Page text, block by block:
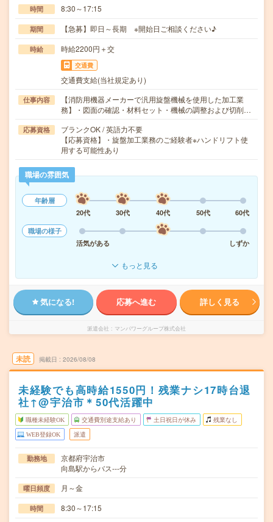
時間 8:30～17:15
期間 【急募】即日～長期 ※開始日ご相談ください♪
時給 時給2200円＋交
交通費
交通費支給(当社規定あり)
仕事内容
【消防用機器メーカーで汎用旋盤機械を使用した加工業
務】・図面の確認・材料セット・機械の調整および切削…
応募資格
ブランクOK / 英語力不要
【応募資格】・旋盤加工業務のご経験者※ハンドリフト使
用する可能性あり
職場の雰囲気
年齢層
20代
30代 40代 50代
60代
職場の様子
活気がある
しずか
もっと見る
気になる! 応募へ進む 詳しく見る
派遣会社 マンパワーグループ株式会社
未読 掲載日 2026/08/08
未経験でも高時給1550円！残業ナシ17時台退
社↑@宇治市＊50代活躍中
職種未経験OK 交通費別途支給あり 土日祝日が休み 残業なし
WEB登録OK 派遣
勤務地
京都府宇治市
向島駅からバス---分
曜日頻度 月～金
時間 8:30～17:15